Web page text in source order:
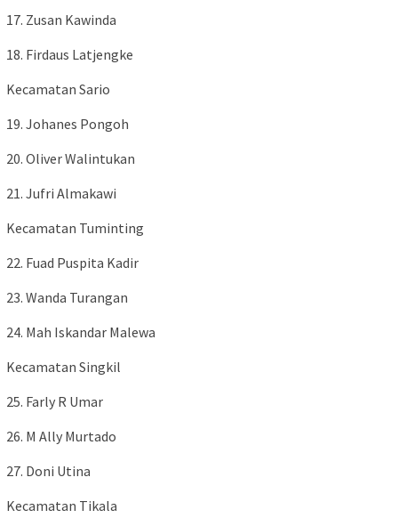
17. Zusan Kawinda
18. Firdaus Latjengke
Kecamatan Sario
19. Johanes Pongoh
20. Oliver Walintukan
21. Jufri Almakawi
Kecamatan Tuminting
22. Fuad Puspita Kadir
23. Wanda Turangan
24. Mah Iskandar Malewa
Kecamatan Singkil
25. Farly R Umar
26. M Ally Murtado
27. Doni Utina
Kecamatan Tikala